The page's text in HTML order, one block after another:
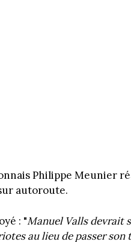
Philippe Meunier
autoroute.
: "Manuel Valls devrait
au lieu de passer son